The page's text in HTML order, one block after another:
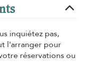
inquiétez pas,
l'arranger pour
réservations ou